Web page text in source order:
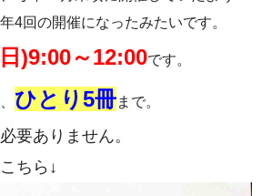
4回の開催になったみたいです。
)9:00～12:00です。
ひとり5冊まで。
要ありません。
ちら↓